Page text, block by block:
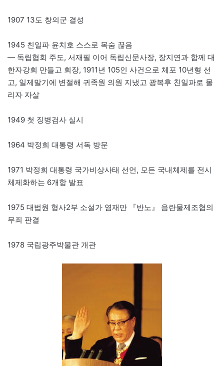
1907 13도 창의군 결성
1945 친일파 윤치호 스스로 목숨 끊음
— 독립협회 주도, 서재필 이어 독립신문사장, 장지연과 함께 대
한자강회 만들고 회장, 1911년 105인 사건으로 체포 10년형 선
고, 일제말기에 변절해 귀족원 의원 지냈고 광복후 친일파로 몰
리자 자살
1949 첫 징병검사 실시
1964 박정희 대통령 서독 방문
1971 박정희 대통령 국가비상사태 선언, 모든 국내체제를 전시
체제화하는 6개항 발표
1975 대법원 형사2부 소설가 염재만 『반노』 음란물제조혐의
무죄 판결
1978 국립광주박물관 개관